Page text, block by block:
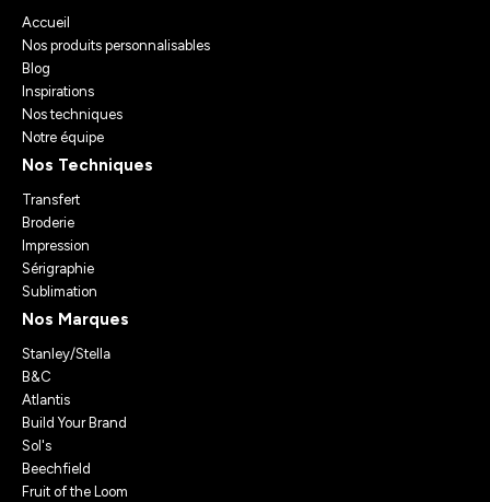
Accueil
Nos produits personnalisables
Blog
Inspirations
Nos techniques
Notre équipe
Nos Techniques
Transfert
Broderie
Impression
Sérigraphie
Sublimation
Nos Marques
Stanley/Stella
B&C
Atlantis
Build Your Brand
Sol's
Beechfield
Fruit of the Loom